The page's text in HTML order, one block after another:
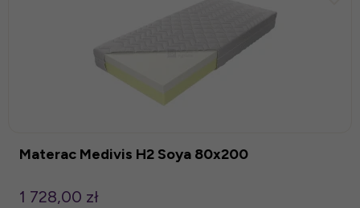
Materac Medivis H2 Soya 80x200
1 728,00 zł